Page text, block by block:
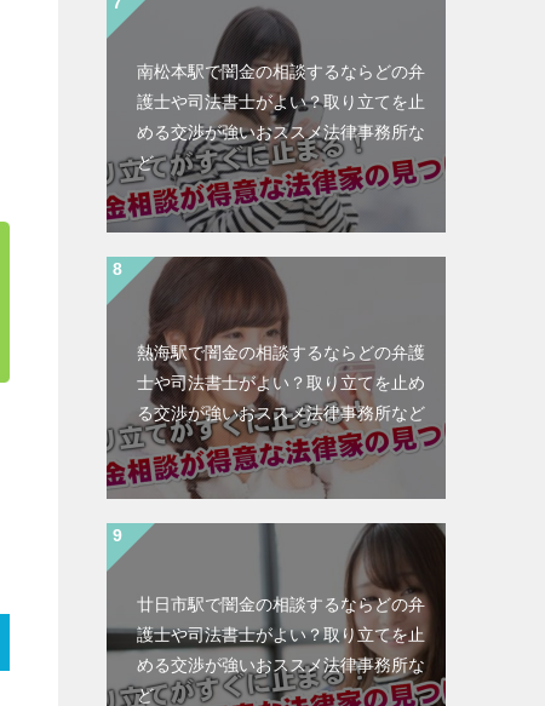
南松本駅で闇金の相談するならどの弁
護士や司法書士がよい？取り立てを止
める交渉が強いおススメ法律事務所な
ど
熱海駅で闇金の相談するならどの弁護
士や司法書士がよい？取り立てを止め
る交渉が強いおススメ法律事務所など
廿日市駅で闇金の相談するならどの弁
護士や司法書士がよい？取り立てを止
める交渉が強いおススメ法律事務所な
ど